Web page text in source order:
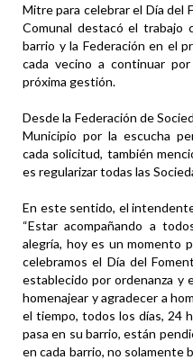
Mitre para celebrar el Día del
Comunal destacó el trabajo
barrio y la Federación en el
cada vecino a continuar
próxima gestión.
Desde la Federación de
Municipio por la escucha
cada solicitud, también
es regularizar todas las
En este sentido, el
“Estar acompañando a
alegría, hoy es un momento
celebramos el Día del
establecido por ordenanza y
homenajear y agradecer a
el tiempo, todos los días, 24
pasa en su barrio, están
en cada barrio, no solamente